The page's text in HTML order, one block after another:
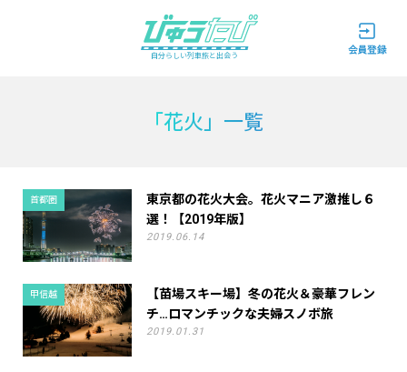
自分らしい列車旅と出会う
「花火」一覧
首都圏
東京都の花火大会。花火マニア激推し６
選！【2019年版】
2019.06.14
甲信越
【苗場スキー場】冬の花火＆豪華フレン
チ…ロマンチックな夫婦スノボ旅
2019.01.31